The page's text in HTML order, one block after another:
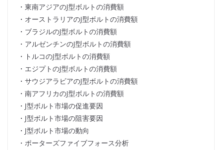
・東南アジアのJ型ボルトの消費額
・オーストラリアのJ型ボルトの消費額
・ブラジルのJ型ボルトの消費額
・アルゼンチンのJ型ボルトの消費額
・トルコのJ型ボルトの消費額
・エジプトのJ型ボルトの消費額
・サウジアラビアのJ型ボルトの消費額
・南アフリカのJ型ボルトの消費額
・J型ボルト市場の促進要因
・J型ボルト市場の阻害要因
・J型ボルト市場の動向
・ポーターズファイブフォース分析